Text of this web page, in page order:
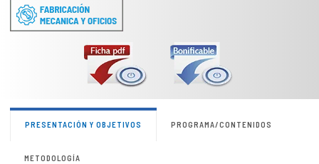
PRESENTACIÓN Y OBJETIVOS PROGRAMA/CONTENIDOS
METODOLOGÍA